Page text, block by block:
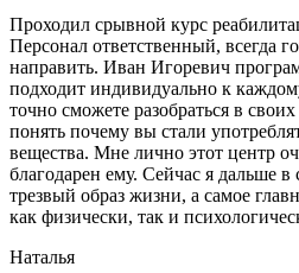
Проходил срывной курс
Персонал ответственный, всегда
направить. Иван Игоревич
подходит индивидуально к
точно сможете разобраться в
понять почему вы стали
вещества. Мне лично этот центр
благодарен ему. Сейчас я дальше
трезвый образ жизни, а самое
как физически, так и
Наталья